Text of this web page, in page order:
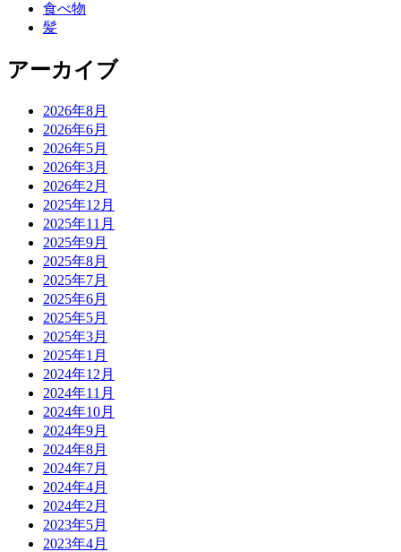
食べ物
髪
アーカイブ
2026年8月
2026年6月
2026年5月
2026年3月
2026年2月
2025年12月
2025年11月
2025年9月
2025年8月
2025年7月
2025年6月
2025年5月
2025年3月
2025年1月
2024年12月
2024年11月
2024年10月
2024年9月
2024年8月
2024年7月
2024年4月
2024年2月
2023年5月
2023年4月